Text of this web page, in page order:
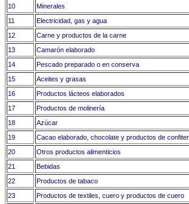
10 Minerales
11
Electricidad, gas y agua
12
Carne y productos de la carne
13 Camarón elaborado
14 Pescado preparado o en conserva
15 Aceites y grasas
16 Productos lácteos elaborados
17 Productos de molinería
18 Azúcar
19 Cacao elaborado, chocolate y productos de
20 Otros productos alimenticios
21 Bebidas
22 Productos de tabaco
23 Productos de textiles, cuero y productos de cuero